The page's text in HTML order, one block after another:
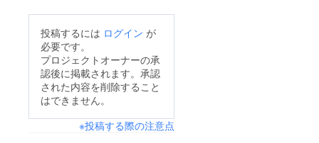
投稿するには ログイン が
必要です。
プロジェクトオーナーの承
認後に掲載されます。承認
された内容を削除すること
はできません。
※投稿する際の注意点